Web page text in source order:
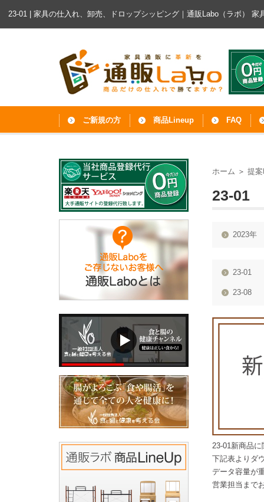
23-01 | 家具の仕入れ、卸売、ドロップシッピング｜通販Labo（ラボ） 家
ご新規の方 商品Lineup FAQ
ホーム ＞ 提
23-01
2023年
23-01
23-08
23-01新商品
下記表よりダ
データ容量が
営業担当まで